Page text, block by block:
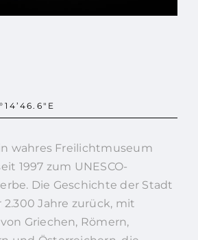
wahres Freilichtmuseum
1997 zum UNESCO-
Die Geschichte der Stadt
Jahre zurück, mit
Griechen, Römern,